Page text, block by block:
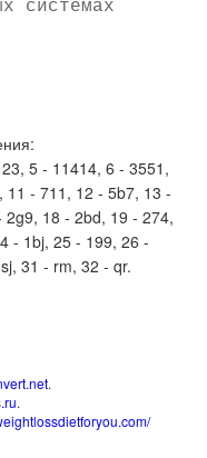
системах
5 - 11414, 6 - 3551,
- 711, 12 - 5b7, 13 -
18 - 2bd, 19 - 274,
- 1bj, 25 - 199, 26 -
31 - rm, 32 - qr.
.
.